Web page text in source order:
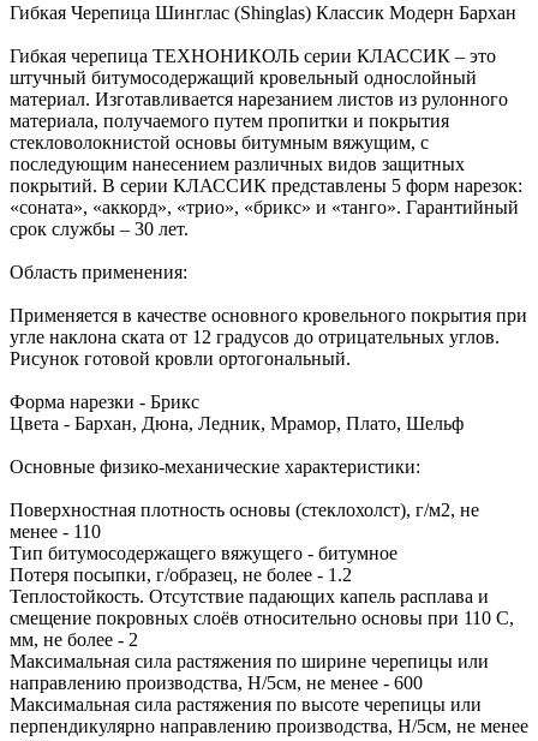
Гибкая Черепица Шинглас (Shinglas) Классик Модерн Бархан
Гибкая черепица ТЕХНОНИКОЛЬ серии КЛАССИК – это
штучный битумосодержащий кровельный однослойный
материал. Изготавливается нарезанием листов из рулонного
материала, получаемого путем пропитки и покрытия
стекловолокнистой основы битумным вяжущим, с
последующим нанесением различных видов защитных
покрытий. В серии КЛАССИК представлены 5 форм нарезок:
«соната», «аккорд», «трио», «брикс» и «танго». Гарантийный
срок службы – 30 лет.
Область применения:
Применяется в качестве основного кровельного покрытия при
угле наклона ската от 12 градусов до отрицательных углов.
Рисунок готовой кровли ортогональный.
Форма нарезки - Брикс
Цвета - Бархан, Дюна, Ледник, Мрамор, Плато, Шельф
Основные физико-механические характеристики:
Поверхностная плотность основы (стеклохолст), г/м2, не
менее - 110
Тип битумосодержащего вяжущего - битумное
Потеря посыпки, г/образец, не более - 1.2
Теплостойкость. Отсутствие падающих капель расплава и
смещение покровных слоёв относительно основы при 110 С,
мм, не более - 2
Максимальная сила растяжения по ширине черепицы или
направлению производства, Н/5см, не менее - 600
Максимальная сила растяжения по высоте черепицы или
перпендикулярно направлению производства, Н/5см, не менее